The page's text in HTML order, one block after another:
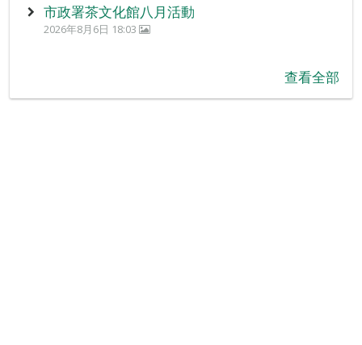
市政署茶文化館八月活動
2026年8月6日 18:03
查看全部